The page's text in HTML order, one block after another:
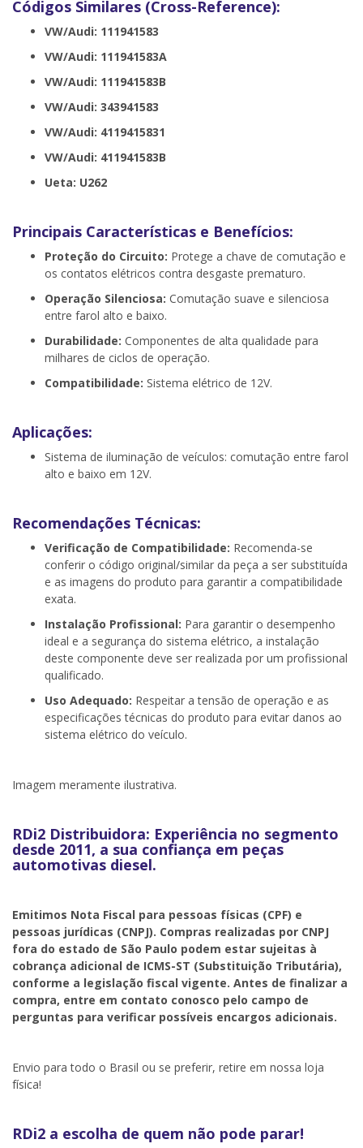
Códigos Similares (Cross-Reference):
VW/Audi: 111941583
VW/Audi: 111941583A
VW/Audi: 111941583B
VW/Audi: 343941583
VW/Audi: 4119415831
VW/Audi: 411941583B
Ueta: U262
Principais Características e Benefícios:
Proteção do Circuito: Protege a chave de comutação e
os contatos elétricos contra desgaste prematuro.
Operação Silenciosa: Comutação suave e silenciosa
entre farol alto e baixo.
Durabilidade: Componentes de alta qualidade para
milhares de ciclos de operação.
Compatibilidade: Sistema elétrico de 12V.
Aplicações:
Sistema de iluminação de veículos: comutação entre farol
alto e baixo em 12V.
Recomendações Técnicas:
Verificação de Compatibilidade: Recomenda-se
conferir o código original/similar da peça a ser substituída
e as imagens do produto para garantir a compatibilidade
exata.
Instalação Profissional: Para garantir o desempenho
ideal e a segurança do sistema elétrico, a instalação
deste componente deve ser realizada por um profissional
qualificado.
Uso Adequado: Respeitar a tensão de operação e as
especificações técnicas do produto para evitar danos ao
sistema elétrico do veículo.
Imagem meramente ilustrativa.
RDi2 Distribuidora: Experiência no segmento
desde 2011, a sua confiança em peças
automotivas diesel.
Emitimos Nota Fiscal para pessoas físicas (CPF) e
pessoas jurídicas (CNPJ). Compras realizadas por CNPJ
fora do estado de São Paulo podem estar sujeitas à
cobrança adicional de ICMS-ST (Substituição Tributária),
conforme a legislação fiscal vigente. Antes de finalizar a
compra, entre em contato conosco pelo campo de
perguntas para verificar possíveis encargos adicionais.
Envio para todo o Brasil ou se preferir, retire em nossa loja
física!
RDi2 a escolha de quem não pode parar!